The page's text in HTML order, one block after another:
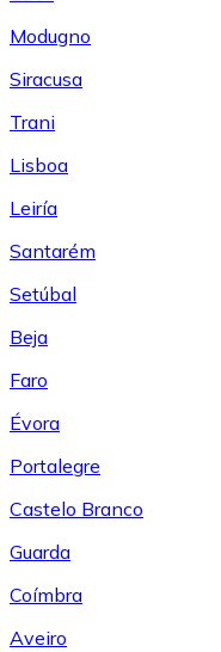
Modugno
Siracusa
Trani
Lisboa
Leiría
Santarém
Setúbal
Beja
Faro
Évora
Portalegre
Castelo Branco
Guarda
Coímbra
Aveiro